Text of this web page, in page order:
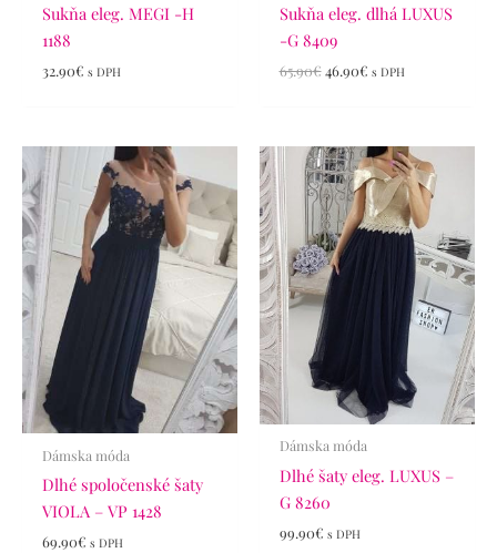
Sukňa eleg. MEGI -H
1188
32.90€ s DPH
Sukňa eleg. dlhá LUXUS
-G 8409
65.90€ 46.90€ s DPH
Dámska móda
Dlhé spoločenské šaty
VIOLA – VP 1428
69.90€ s DPH
Dámska móda
Dlhé šaty eleg. LUXUS –
G 8260
99.90€ s DPH